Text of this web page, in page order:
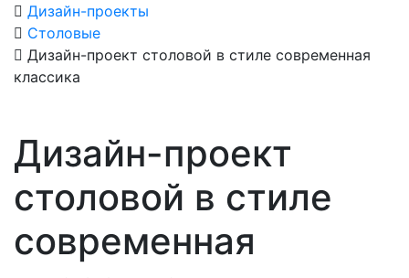
Дизайн-проекты
Столовые
Дизайн-проект столовой в стиле современная
классика
Дизайн-проект
столовой в стиле
современная